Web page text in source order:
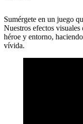
Sumérgete en un juego
Nuestros efectos
héroe y entorno,
vívida.